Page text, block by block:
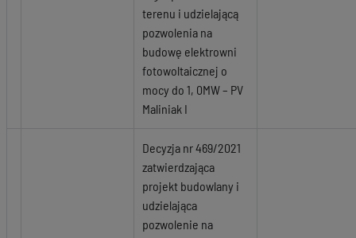
terenu i udzielającą
pozwolenia na
budowę elektrowni
fotowoltaicznej o
mocy do 1, 0MW – PV
Maliniak I
Decyzja nr 469/2021
zatwierdzająca
projekt budowlany i
udzielająca
pozwolenie na